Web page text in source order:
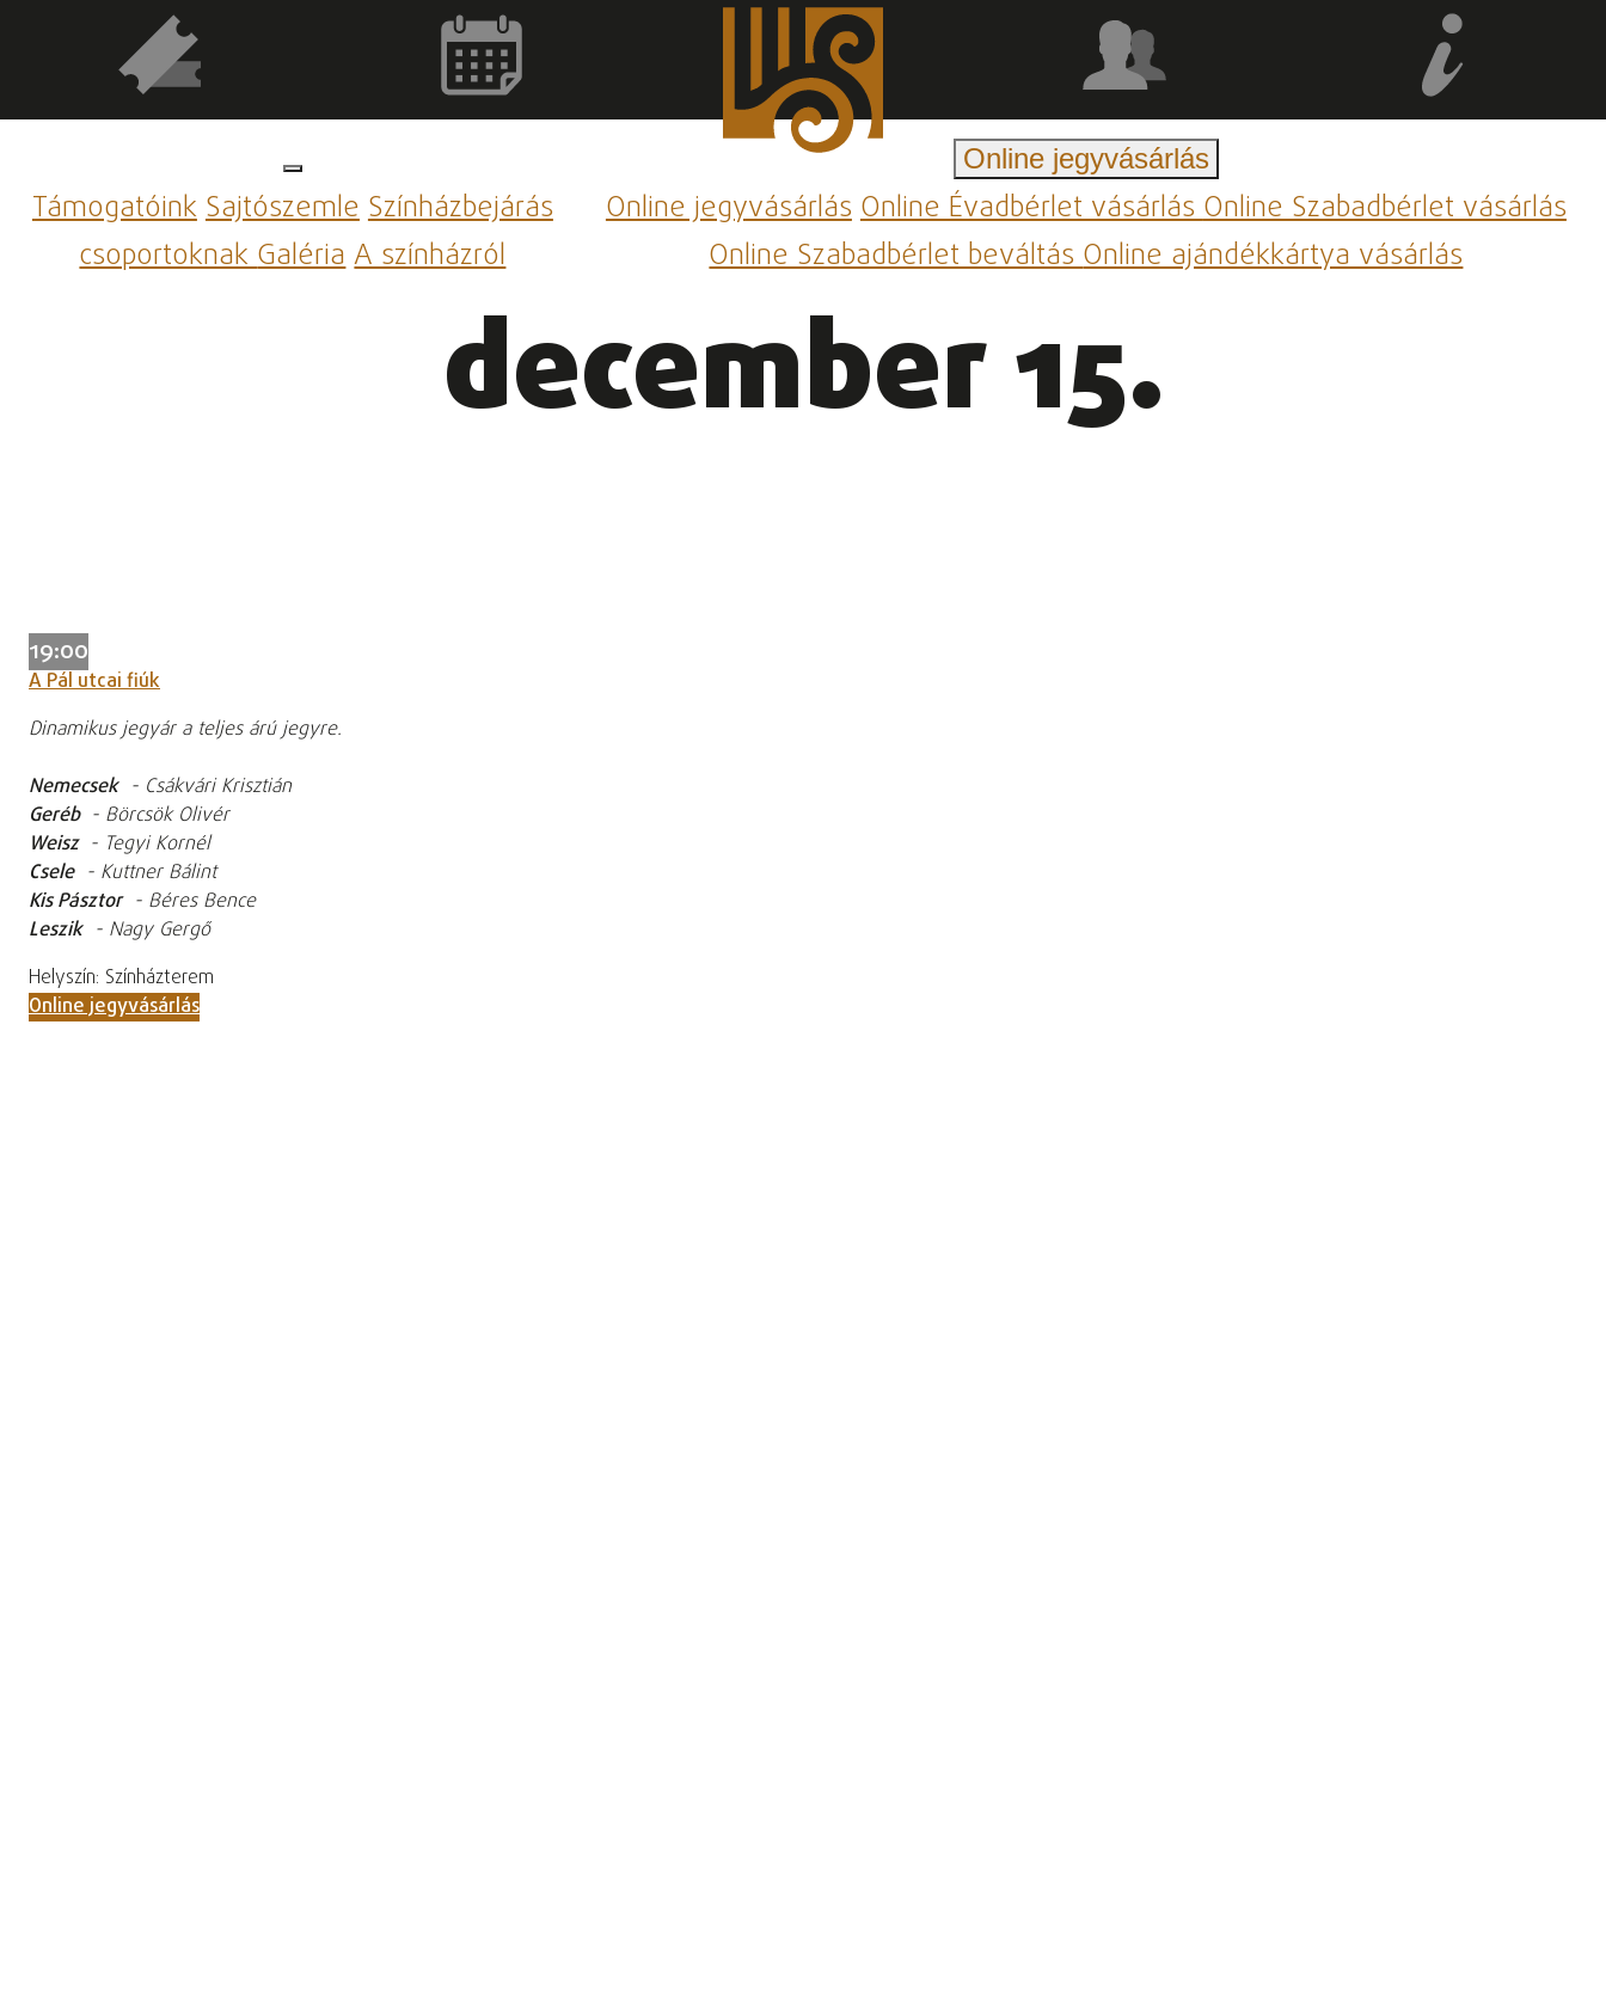
TámogatóinkSajtószemleSzínházbejárás
csoportoknakGalériaA színházról
Online jegyvásárlás
Online jegyvásárlásOnline Évadbérlet vásárlásOnline Szabadbérlet vásárlás
Online Szabadbérlet beváltásOnline ajándékkártya vásárlás
december 15.
19:00
A Pál utcai fiúk
Dinamikus jegyár a teljes árú jegyre.
Nemecsek- Csákvári Krisztián
Geréb - Börcsök Olivér
Weisz - Tegyi Kornél
Csele- Kuttner Bálint
Kis Pásztor- Béres Bence
Leszik- Nagy Gergő
Helyszín: Színházterem
Online jegyvásárlás